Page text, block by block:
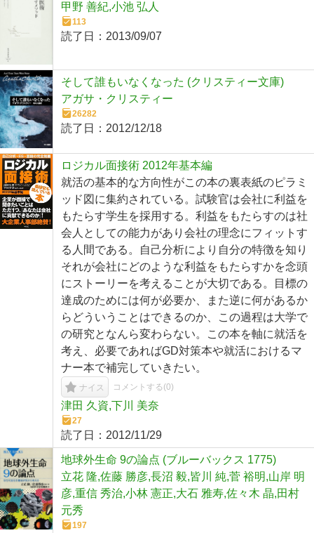
甲野 善紀,小池 弘人
113
読了日： 2013/09/07
そして誰もいなくなった (クリスティー文庫)
アガサ・クリスティー
26282
読了日： 2012/12/18
ロジカル面接術 2012年基本編
就活の基本的な方向性がこの本の裏表紙のピラミ
ッド図に集約されている。試験官は会社に利益を
もたらす学生を採用する。利益をもたらすのは社
会人としての能力があり会社の理念にフィットす
る人間である。自己分析により自分の特徴を知り
それが会社にどのような利益をもたらすかを念頭
にストーリーを考えることが大切である。目標の
達成のためには何が必要か、また逆に何があるか
らどういうことはできるのか、この過程は大学で
の研究となんら変わらない。この本を軸に就活を
考え、必要であればGD対策本や就活におけるマ
ナー本で補完していきたい。
ナイス コメントする(0)
津田 久資,下川 美奈
27
読了日： 2012/11/29
地球外生命 9の論点 (ブルーバックス 1775)
立花 隆,佐藤 勝彦,長沼 毅,皆川 純,菅 裕明,山岸 明
彦,重信 秀治,小林 憲正,大石 雅寿,佐々木 晶,田村
元秀
197